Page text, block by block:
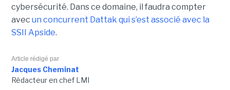
cybersécurité. Dans ce domaine, il faudra compter
avec un concurrent Dattak qui s’est associé avec la
SSII Apside.
Article rédigé par
Jacques Cheminat
Rédacteur en chef LMI